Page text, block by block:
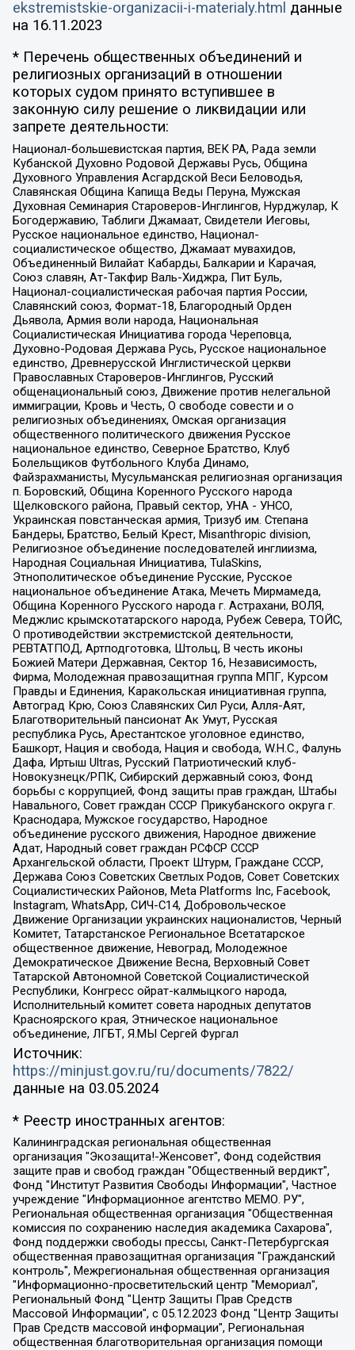
ekstremistskie-organizacii-i-materialy.html данные
на 16.11.2023
* Перечень общественных объединений и
религиозных организаций в отношении
которых судом принято вступившее в
законную силу решение о ликвидации или
запрете деятельности:
Национал-большевистская партия, ВЕК РА, Рада земли
Кубанской Духовно Родовой Державы Русь, Община
Духовного Управления Асгардской Веси Беловодья,
Славянская Община Капища Веды Перуна, Мужская
Духовная Семинария Староверов-Инглингов, Нурджулар, К
Богодержавию, Таблиги Джамаат, Свидетели Иеговы,
Русское национальное единство, Национал-
социалистическое общество, Джамаат мувахидов,
Объединенный Вилайат Кабарды, Балкарии и Карачая,
Союз славян, Ат-Такфир Валь-Хиджра, Пит Буль,
Национал-социалистическая рабочая партия России,
Славянский союз, Формат-18, Благородный Орден
Дьявола, Армия воли народа, Национальная
Социалистическая Инициатива города Череповца,
Духовно-Родовая Держава Русь, Русское национальное
единство, Древнерусской Инглистической церкви
Православных Староверов-Инглингов, Русский
общенациональный союз, Движение против нелегальной
иммиграции, Кровь и Честь, О свободе совести и о
религиозных объединениях, Омская организация
общественного политического движения Русское
национальное единство, Северное Братство, Клуб
Болельщиков Футбольного Клуба Динамо,
Файзрахманисты, Мусульманская религиозная организация
п. Боровский, Община Коренного Русского народа
Щелковского района, Правый сектор, УНА - УНСО,
Украинская повстанческая армия, Тризуб им. Степана
Бандеры, Братство, Белый Крест, Misanthropic division,
Религиозное объединение последователей инглиизма,
Народная Социальная Инициатива, TulaSkins,
Этнополитическое объединение Русские, Русское
национальное объединение Атака, Мечеть Мирмамеда,
Община Коренного Русского народа г. Астрахани, ВОЛЯ,
Меджлис крымскотатарского народа, Рубеж Севера, ТОЙС,
О противодействии экстремистской деятельности,
РЕВТАТПОД, Артподготовка, Штольц, В честь иконы
Божией Матери Державная, Сектор 16, Независимость,
Фирма, Молодежная правозащитная группа МПГ, Курсом
Правды и Единения, Каракольская инициативная группа,
Автоград Крю, Союз Славянских Сил Руси, Алля-Аят,
Благотворительный пансионат Ак Умут, Русская
республика Русь, Арестантское уголовное единство,
Башкорт, Нация и свобода, Нация и свобода, W.H.С., Фалунь
Дафа, Иртыш Ultras, Русский Патриотический клуб-
Новокузнецк/РПК, Сибирский державный союз, Фонд
борьбы с коррупцией, Фонд защиты прав граждан, Штабы
Навального, Совет граждан СССР Прикубанского округа г.
Краснодара, Мужское государство, Народное
объединение русского движения, Народное движение
Адат, Народный совет граждан РСФСР СССР
Архангельской области, Проект Штурм, Граждане СССР,
Держава Союз Советских Светлых Родов, Совет Советских
Социалистических Районов, Meta Platforms Inc, Facebook,
Instagram, WhatsApp, СИЧ-С14, Добровольческое
Движение Организации украинских националистов, Черный
Комитет, Татарстанское Региональное Всетатарское
общественное движение, Невоград, Молодежное
Демократическое Движение Весна, Верховный Совет
Татарской Автономной Советской Социалистической
Республики, Конгресс ойрат-калмыцкого народа,
Исполнительный комитет совета народных депутатов
Красноярского края, Этническое национальное
объединение, ЛГБТ, Я.МЫ Сергей Фургал
Источник:
https://minjust.gov.ru/ru/documents/7822/
данные на 03.05.2024
* Реестр иностранных агентов:
Калининградская региональная общественная организация "Экозащита!-Женсовет", Фонд содействия защите прав и свобод граждан "Общественный вердикт", Фонд "Институт Развития Свободы Информации", Частное учреждение "Информационное агентство МЕМО. РУ", Региональная общественная организация "Общественная комиссия по сохранению наследия академика Сахарова", Фонд поддержки свободы прессы, Санкт-Петербургская общественная правозащитная организация "Гражданский контроль", Межрегиональная общественная организация "Информационно-просветительский центр "Мемориал", Региональный Фонд "Центр Защиты Прав Средств Массовой Информации", с 05.12.2023 Фонд "Центр Защиты Прав Средств массовой информации", Региональная общественная благотворительная организация помощи беженцам и мигрантам "Гражданское содействие", Негосударственное образовательное учреждение дополнительного профессионального образования (повышение квалификации) специалистов "АКАДЕМИЯ ПО ПРАВАМ ЧЕЛОВЕКА", Свердловская региональная общественная организация "Сутяжник", Автономная некоммерческая организация "Центр независимых социологических исследований", Союз общественных объединений "Российский исследовательский центр по правам человека", Региональное общественное учреждение научно-информационный центр "МЕМОРИАЛ", Некоммерческая организация "Фонд защиты гласности", Автономная некоммерческая организация "Институт прав человека", Городская общественная организация "Екатеринбургское общество "МЕМОРИАЛ", Городская общественная организация "Рязанское историко-просветительское и правозащитное общество "Мемориал" (Рязанский Мемориал), Челябинский региональный орган общественной самодеятельности – женское общественное объединение "Женщины Евразии", Челябинский региональный орган общественной самодеятельности "Уральская правозащитная группа", Фонд содействия защите здоровья и социальной справедливости имени Андрея Рылькова, Автономная Некоммерческая Организация "Аналитический Центр Юрия Левады", Автономная некоммерческая организация социальной поддержки населения "Проект Апрель", Региональная общественная организация помощи женщинам и детям, находящимся в кризисной ситуации "Информационно-методический центр "Анна", Фонд содействия развитию массовых коммуникаций и правовому просвещению "Так-так-Так", Фонд содействия устойчивому развитию "Серебряная тайга", Свердловский региональный общественный фонд социальных проектов "Новое время", "Idel.Реалии", Кавказ.Реалии, Крым.Реалии, Телеканал Настоящее Время, Татаро-башкирская служба Радио Свобода (Azatliq Radiosi), Радио Свободная Европа/Радио Свобода (PCE/PC), "Сибирь.Реалии", "Фактограф", Благотворительный фонд помощи осужденным и их семьям, Автономная некоммерческая организация "Институт глобализации и социальных движений", Фонд "В защиту прав заключенных", Частное учреждение "Центр поддержки и содействия развитию средств массовой информации", Пензенский региональный общественный благотворительный фонд "Гражданский союз", "Север.Реалии", Некоммерческая организация Фонд "Правовая инициатива", Общество с ограниченной ответственностью "Радио Свободная Европа/Радио Свобода", Чешское информационное агентство "MEDIUM-ORIENT", Красноярская региональная общественная организация "Мы против СПИДа", Камалягин Денис Николаевич, Маркелов Сергей Евгеньевич, Пономарев Лев Александрович, Савицкая Людмила Алексеевна, Автономная некоммерческая организация "Центр по работе с проблемой насилия "НАСИЛИЮ.НЕТ", Межрегиональный профессиональный союз работников здравоохранения "Альянс врачей", Юридическое лицо, зарегистрированное в Латвийской Республике, SIA "Medusa Project" (регистрационный номер 40103797863, дата регистрации 10.06.2014), Некоммерческая организация "Фонд по борьбе с коррупцией", Автономная некоммерческая организация "Институт права и публичной политики", Баданин Роман Сергеевич, Гликин Максим Александрович, Железнова Мария Михайловна, Лукьянова Юлия Сергеевна, Маетная Елизавета Витальевна, Маняхин Петр Борисович, Чуракова Ольга Владимировна, Ярош Юлия Петровна, Юридическое лицо "The Insider SIA", зарегистрированное в Риге, Латвийская Республика (дата регистрации 26.06.2015), являющееся администратором доменного имени интернет-издания "The Insider SIA", https://theins.ru, Постернак Алексей Евгеньевич, Рубин Михаил Аркадьевич, Анин Роман Александрович, Юридическое лицо Istories fonds, зарегистрированное в Латвийской Республике (регистрационный номер 50008295751, дата регистрации 24.02.2020), Великовский Дмитрий Александрович, Долинина Ирина Николаевна, Мароховская Алеся Алексеевна, Шлейнов Роман Юрьевич, Шмагун Олеся Валентиновна, Общество с ограниченной ответственностью "Альтаир 2021", Общество с ограниченной ответственностью "Вега 2021", Общество с ограниченной ответственностью "Главный редактор 2021", Общество с ограниченной ответственностью "Ромашки монолит", Важенков Артем Валерьевич, Ивановская областная общественная организация "Центр гендерных исследований", Гурман Юрий Альбертович, Медиапроект "ОВД-Инфо", Егоров Владимир Владимирович, Жилинский Владимир Александрович, Общество с ограниченной ответственностью "ЗП", Иванова София Юрьевна, Карезина Инна Павловна, Кильтау Екатерина Викторовна, Петров Алексей Викторович, Пискунов Сергей Евгеньевич, Смирнов Сергей Сергеевич, Тихонов Михаил Сергеевич, Общество с ограниченной ответственностью "ЖУРНАЛИСТ-ИНОСТРАННЫЙ АГЕНТ", Арапова Галина Юрьевна, Вольтская Татьяна Анатольевна, Американская компания "Mason G.E.S. Anonymous Foundation" (США), являющаяся владельцем интернет-издания https://mnews.world/, Компания "Stichting Bellingcat", зарегистрированная в Нидерландах (дата регистрации 11.07.2018), Захаров Андрей Вячеславович, Клепиковская Екатерина Дмитриевна, Общество с ограниченной ответственностью "МЕМО", Перл Роман Александрович, Симонов Евгений Алексеевич, Соловьева Елена Анатольевна, Сотников Даниил Владимирович, Сурначева Елизавета Дмитриевна, Автономная некоммерческая организация по защите прав человека и информированию населения "Якутия – Наше Мнение", Общество с ограниченной ответственностью "Москоу диджитал медиа", с 26.01.2023 Общество с ограниченной ответственностью "Чайка Белые сады", Ветошкина Валерия Валерьевна, Заговора Максим Александрович, Межрегиональное общественное движение "Российская ЛГБТ - сеть", Оленичев Максим Владимирович, Павлов Иван Юрьевич, Скворцова Елена Сергеевна, Общество с ограниченной ответственностью "Как бы инагент", Кочетков Игорь Викторович, Общество с ограниченной ответственностью "Честные выборы", Еланчик Олег Александрович, Общество с ограниченной ответственностью "Нобелевский призыв", Гималова Регина Эмилевна, Григорьев Андрей Валерьевич, Григорьева Алина Александровна, Ассоциация по содействию защите прав призывников, альтернативнослужащих и военнослужащих "Правозащитная группа "Гражданин.Армия.Право", Хисамова Регина Фаритовна, Автономная некоммерческая организация по реализации социально-правовых программ "Лилит", Дальневосточное общественное движение "Маяк", Санкт-Петербургская ЛГБТ-инициативная группа "Выход", Инициативная группа ЛГБТ+ "Реверс", Алексеев Андрей Викторович, Бекбулатова Таисия Львовна, Беляев Иван Михайлович, Владыкина Елена Сергеевна, Гельман Марат Александрович, Никульшина Вероника Юрьевна, Толоконникова Надежда Андреевна, Шендерович Виктор Анатольевич, Общество с ограниченной ответственностью "Данное сообщение", Общество с ограниченной ответственностью Издательский дом "Новая глава", Айнбиндер Александра Александровна, Московский комьюнити-центр для ЛГБТ+инициатив, Благотворительный фонд развития филантропии, Deutsche Welle (Германия, Kurt-Schumacher-Strasse 3, 53113 Bonn), Борзунова Мария Михайловна, Воробьев Виктор Викторович, Голубева Анна Львовна, Константинова Алла Михайловна, Малкова Ирина Владимировна, Мурадов Мурад Абдулгалимович, Осетинская Елизавета Николаевна, Понасенков Евгений Николаевич, Ганапольский Матвей Юрьевич, Киселев Евгений Алексеевич, Борухович Ирина Григорьевна, Дремин Иван Тимофеевич, Дубровский Дмитрий Викторович, Красноярская региональная общественная организация поддержки и развития альтернативных образовательных технологий и межкультурных коммуникаций "ИНТЕРРА", Маяковская Екатерина Алексеевна, Фейгин Марк Захарович, Филимонов Андрей Викторович, Дзугкоева Регина Николаевна, Доброхотов Роман Александрович, Дудь Юрий Александрович, Елкин Сергей Владимирович, Кругликов Кирилл Игоревич, Сабунаева Мария Леонидовна, Семенов Алексей Владимирович, Шаинян Карен Багратович, Шульман Екатерина Михайловна, Асафьев Артур Валерьевич, Вахштайн Виктор Семенович, Венедиктов Алексей Алексеевич, Лушникова Екатерина Евгеньевна, Волков Леонид Михайлович, Невзоров Александр Глебович, Пархоменко Сергей Борисович, Сироткин Ярослав Николаевич, Кара-Мурза Владимир Владимирович, Баранова Наталья Владимировна, Гозман Леонид Яковлевич, Кагарлицкий Борис Юльевич, Климарев Михаил Валерьевич, Милов Владимир Станиславович, Автономная некоммерческая организация Краснодарский центр современного искусства "Типография", Моргенштерн Алишер Тагирович, Соболь Любовь Эдуардовна, Общество с ограниченной ответственностью "ЛИЗА НОРМ", Каспаров Гарри Кимович, Ходорковский Михаил Борисович, Общество с ограниченной ответственностью "Апрельские тезисы", Данилович Ирина Брониславовна, Кашин Олег Владимирович, Петров Николай Владимирович, Пивоваров Алексей Владимирович, Соколов Михаил Владимирович, Цветкова Юлия Владимировна, Чичваркин Евгений Александрович, Комитет против пыток/Команда против пыток, Общество с ограниченной ответственностью "Первый научный", Общество с ограниченной ответственностью "Вертолет и ко", Белоцерковская Вероника Борисовна, Кац Максим Евгеньевич, Лазарева Татьяна Юрьевна, Шаведдинов Руслан Табризович, Яшин Илья Валерьевич, Общество с ограниченной ответственностью "Иноагент ААВ", Алешковский Дмитрий Петрович, Альбац Евгения Марковна, Быков Дмитрий Львович, Галямина Юлия Евгеньевна, Лойко Сергей Леонидович, Мартынов Кирилл Константинович, Медведев Сергей Александрович, Крашенинников Федор Геннадиевич, Гордеева Катерина Вл